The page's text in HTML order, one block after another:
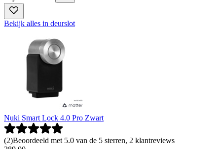
Bekijk alles in deurslot
Nuki Smart Lock 4.0 Pro Zwart
(2)Beoordeeld met 5.0 van de 5 sterren, 2 klantreviews